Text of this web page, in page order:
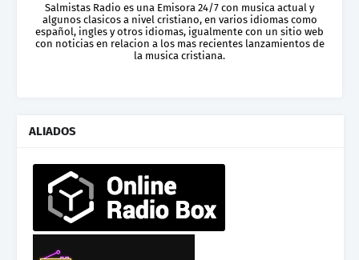
Salmistas Radio es una Emisora 24/7 con musica actual y
algunos clasicos a nivel cristiano, en varios idiomas como
español, ingles y otros idiomas, igualmente con un sitio web
con noticias en relacion a los mas recientes lanzamientos de
la musica cristiana.
ALIADOS